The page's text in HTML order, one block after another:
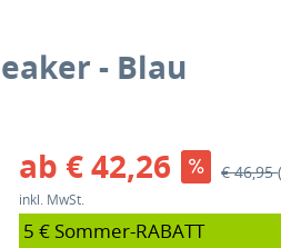
- Blau
ab € 42,26
€ 46,95
inkl. MwSt.
5 € Sommer-RABATT